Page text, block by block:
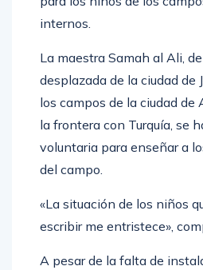
internos.
La maestra Samah al Ali,
desplazada de la ciudad de
los campos de la ciudad de
la frontera con Turquía, se
voluntaria para enseñar a
del campo.
«La situación de los niños
escribir me entristece»,
A pesar de la falta de